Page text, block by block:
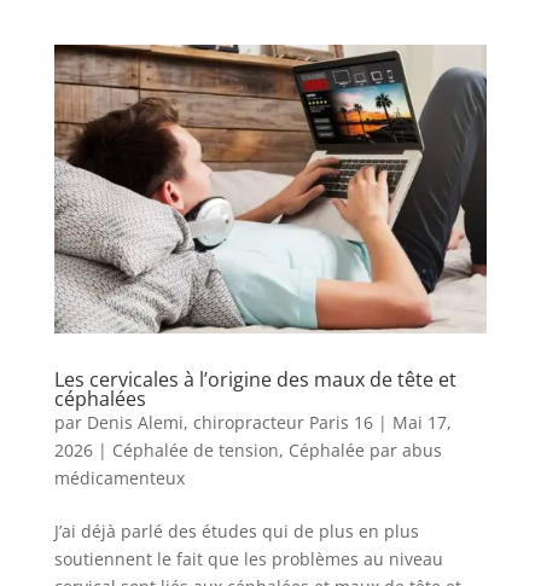
Les cervicales à l’origine des maux de tête et
céphalées
par Denis Alemi, chiropracteur Paris 16| Mai 17,
2026| Céphalée de tension, Céphalée par abus
médicamenteux
J’ai déjà parlé des études qui de plus en plus
soutiennent le fait que les problèmes au niveau